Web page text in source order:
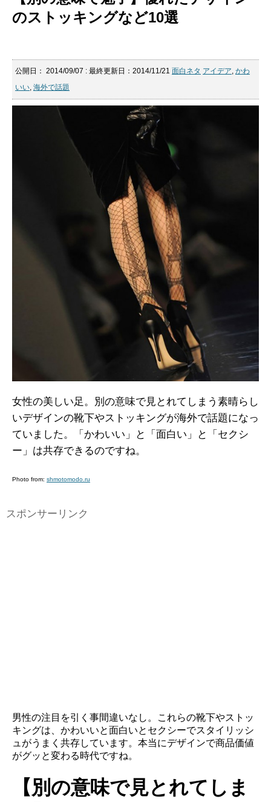
のストッキングなど10選
公開日： 2014/09/07 : 最終更新日：2014/11/21 面白ネタ アイデア, かわ
いい, 海外で話題
女性の美しい足。別の意味で見とれてしまう素晴らし
いデザインの靴下やストッキングが海外で話題になっ
ていました。「かわいい」と「面白い」と「セクシ
ー」は共存できるのですね。
Photo from: shmotomodo.ru
スポンサーリンク
男性の注目を引く事間違いなし。これらの靴下やストッ
キングは、かわいいと面白いとセクシーでスタイリッシ
ュがうまく共存しています。本当にデザインで商品価値
がグッと変わる時代ですね。
【別の意味で見とれてしま